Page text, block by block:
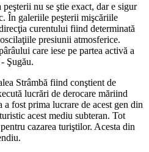
nu se ştie exact, dar e sigur
În galeriile peşterii mişcăriile
curentului fiind determinată
presiunii atmosferice.
care iese pe partea activă a
Şugău.
Strâmbă fiind conştient de
lucrări de derocare măriind
fost prima lucrare de acest gen din
acest mediu subteran. Tot
cazarea turiştilor. Acesta din